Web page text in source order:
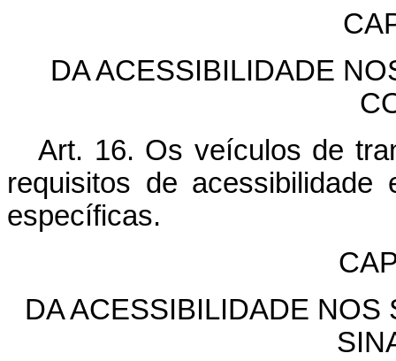
DA ACESSIBILIDADE
Art. 16. Os veículos de
requisitos de acessibilidade
específicas.
DA ACESSIBILIDADE